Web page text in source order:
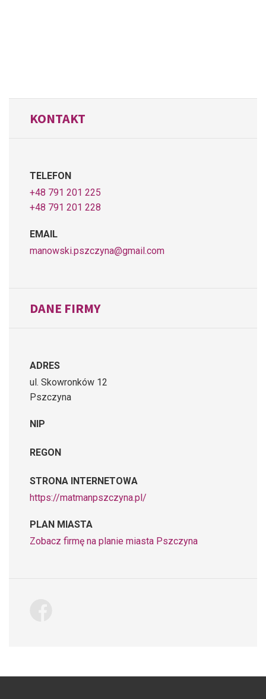
KONTAKT
TELEFON
+48 791 201 225
+48 791 201 228
EMAIL
manowski.pszczyna@gmail.com
DANE FIRMY
ADRES
ul. Skowronków 12
Pszczyna
NIP
REGON
STRONA INTERNETOWA
https://matmanpszczyna.pl/
PLAN MIASTA
Zobacz firmę na planie miasta Pszczyna